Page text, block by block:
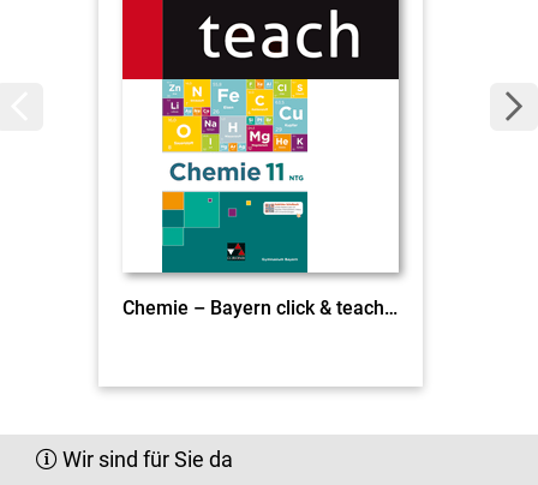
Chemie – Bayern click & teach 11 NTG EL
Wir sind für Sie da